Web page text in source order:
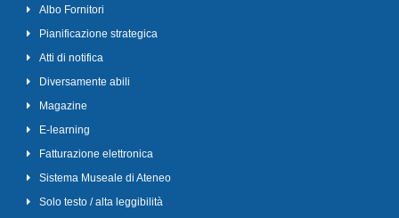
Albo Fornitori
Pianificazione strategica
Atti di notifica
Diversamente abili
Magazine
E-learning
Fatturazione elettronica
Sistema Museale di Ateneo
Solo testo / alta leggibilità